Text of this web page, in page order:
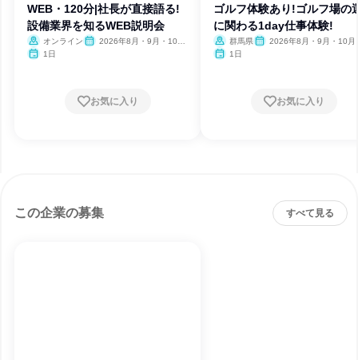
WEB・120分|社長が直接語る!
設備業界を知るWEB説明会
オンライン
2026年8月・9月・10
1日
お気に入り
ゴルフ体験あり!ゴルフ場の
に関わる1day仕事体験!
群馬県
2026年8月・9月・10月
1日
お気に入り
この企業の募集 すべて見る